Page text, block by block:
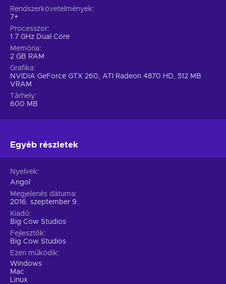
Rendszerkövetelmények
7+
Processzor
1.7 GHz Dual Core
Memória
2 GB RAM
Grafika
NVIDIA GeForce GTX 260, ATI Radeon 4870 HD, 512 MB
VRAM
Tárhely
600 MB
Egyéb részletek
Nyelvek
Angol
Megjelenés dátuma
2016. szeptember 9.
Kiadó
Big Cow Studios
Fejlesztők
Big Cow Studios
Ezen működik
Windows
Mac
Linux